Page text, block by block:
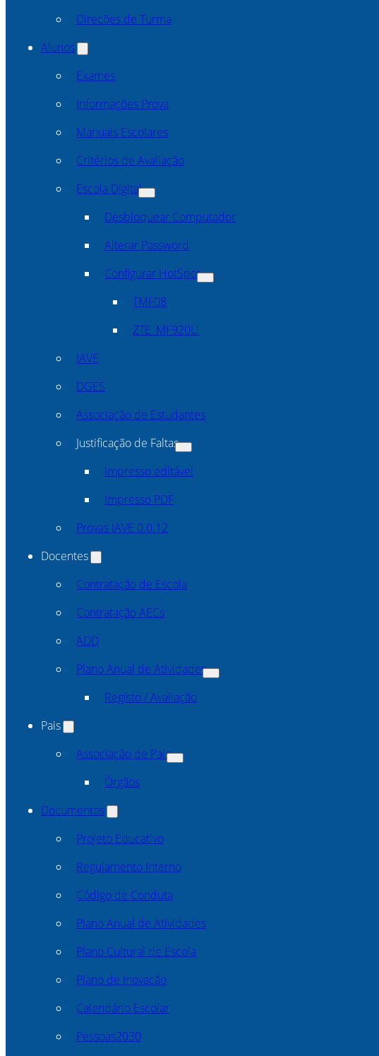
Direcões de Turma
Alunos
Exames
Informações Prova
Manuais Escolares
Critérios de Avaliação
Escola Digital
Desbloquear Computador
Alterar Password
Configurar HotSpot
TMF08
ZTE_MF920U
IAVE
DGES
Associação de Estudantes
Justificação de Faltas
Impresso editável
Impresso PDF
Provas IAVE 0.0.12
Docentes
Contratação de Escola
Contratação AECs
ADD
Plano Anual de Atividades
Registo / Avaliação
Pais
Associação de Pais
Órgãos
Documentos
Projeto Educativo
Regulamento Interno
Código de Conduta
Plano Anual de Atividades
Plano Cultural de Escola
Plano de Inovação
Calendário Escolar
Pessoas2030